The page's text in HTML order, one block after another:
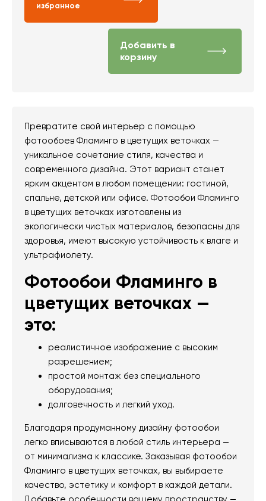
избранное
Добавить в
корзину
Превратите свой интерьер с помощью
фотообоев Фламинго в цветущих веточках —
уникальное сочетание стиля, качества и
современного дизайна. Этот вариант станет
ярким акцентом в любом помещении: гостиной,
спальне, детской или офисе. Фотообои Фламинго
в цветущих веточках изготовлены из
экологически чистых материалов, безопасны для
здоровья, имеют высокую устойчивость к влаге и
ультрафиолету.
Фотообои Фламинго в
цветущих веточках —
это:
реалистичное изображение с высоким
разрешением;
простой монтаж без специального
оборудования;
долговечность и легкий уход.
Благодаря продуманному дизайну фотообои
легко вписываются в любой стиль интерьера —
от минимализма к классике. Заказывая фотообои
Фламинго в цветущих веточках, вы выбираете
качество, эстетику и комфорт в каждой детали.